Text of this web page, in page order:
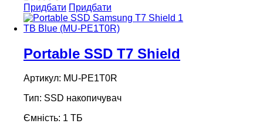
Придбати Придбати
Portable SSD T7 Shield
Артикул: MU-PE1T0R
Тип: SSD накопичувач
Ємність: 1 ТБ